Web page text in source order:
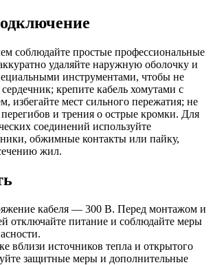
соблюдайте простые профессиональные
удаляйте наружную оболочку и
инструментами, чтобы не
крепите кабель хомутами с
избегайте мест сильного пережатия; не
перегибов и трения о острые кромки. Для
соединений используйте
обжимные контакты или пайку,
жил.
кабеля — 300 В. Перед монтажом и
отключайте питание и соблюдайте меры
вблизи источников тепла и открытого
защитные меры и дополнительные